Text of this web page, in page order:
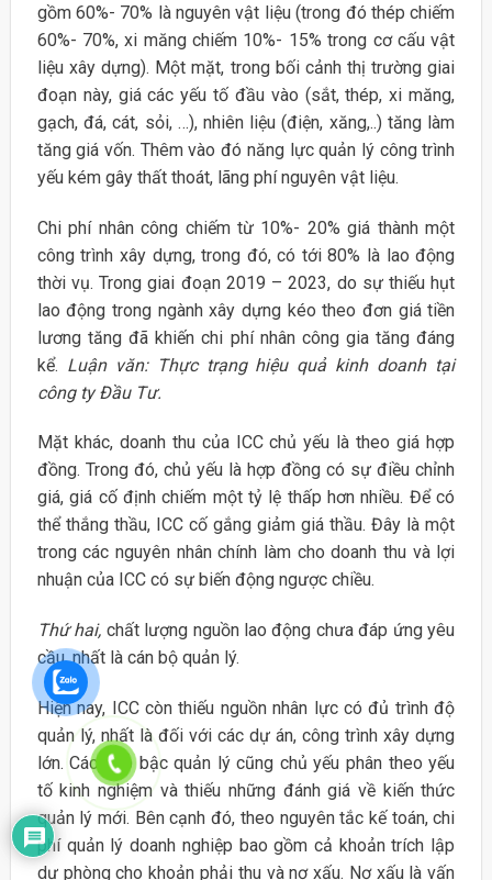
gồm 60%- 70% là nguyên vật liệu (trong đó thép chiếm
60%- 70%, xi măng chiếm 10%- 15% trong cơ cấu vật
liệu xây dựng). Một mặt, trong bối cảnh thị trường giai
đoạn này, giá các yếu tố đầu vào (sắt, thép, xi măng,
gạch, đá, cát, sỏi, …), nhiên liệu (điện, xăng,..) tăng làm
tăng giá vốn. Thêm vào đó năng lực quản lý công trình
yếu kém gây thất thoát, lãng phí nguyên vật liệu.
Chi phí nhân công chiếm từ 10%- 20% giá thành một
công trình xây dựng, trong đó, có tới 80% là lao động
thời vụ. Trong giai đoạn 2019 – 2023, do sự thiếu hụt
lao động trong ngành xây dựng kéo theo đơn giá tiền
lương tăng đã khiến chi phí nhân công gia tăng đáng
kể. Luận văn: Thực trạng hiệu quả kinh doanh tại
công ty Đầu Tư.
Mặt khác, doanh thu của ICC chủ yếu là theo giá hợp
đồng. Trong đó, chủ yếu là hợp đồng có sự điều chỉnh
giá, giá cố định chiếm một tỷ lệ thấp hơn nhiều. Để có
thể thắng thầu, ICC cố gắng giảm giá thầu. Đây là một
trong các nguyên nhân chính làm cho doanh thu và lợi
nhuận của ICC có sự biến động ngược chiều.
Thứ hai, chất lượng nguồn lao động chưa đáp ứng yêu
cầu, nhất là cán bộ quản lý.
Hiện nay, ICC còn thiếu nguồn nhân lực có đủ trình độ
quản lý, nhất là đối với các dự án, công trình xây dựng
lớn. Các cấp bậc quản lý cũng chủ yếu phân theo yếu
tố kinh nghiệm và thiếu những đánh giá về kiến thức
quản lý mới. Bên cạnh đó, theo nguyên tắc kế toán, chi
phí quản lý doanh nghiệp bao gồm cả khoản trích lập
dự phòng cho khoản phải thu và nợ xấu. Nợ xấu là vấn